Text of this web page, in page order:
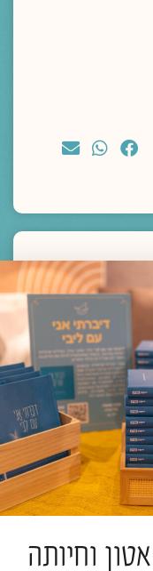
מדיה
| חברות מחיה
וחיותה